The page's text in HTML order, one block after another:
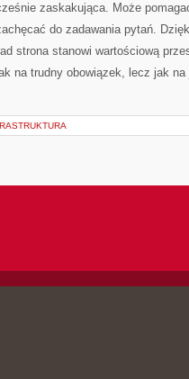
zaskakująca. Może
do zadawania pytań.
strona stanowi wartościową
na trudny obowiązek, lecz jak